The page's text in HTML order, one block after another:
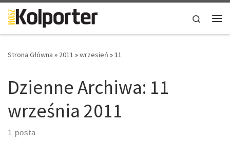
Skip to content
Search
Strona Główna » 2011 »wrzesień »11
Dzienne Archiwa: 11
września 2011
1 posta